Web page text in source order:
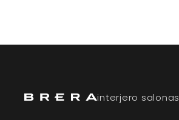
interjero salonas